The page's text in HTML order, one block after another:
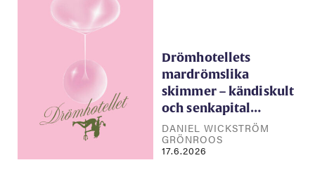
Drömhotellets
mardrömslika
skimmer – kändiskult
och senkapital…
DANIEL WICKSTRÖM
GRÖNROOS
17.6.2026